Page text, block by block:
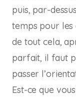
puis, par-
temps pour les
de tout cela,
parfait, il faut
passer
Est-ce que